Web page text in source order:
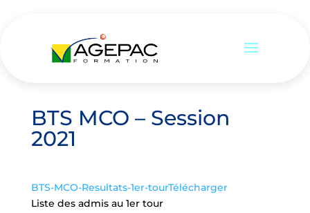
BTS MCO – Session
2021
BTS-MCO-Resultats-1er-tourTélécharger
Liste des admis au 1er tour